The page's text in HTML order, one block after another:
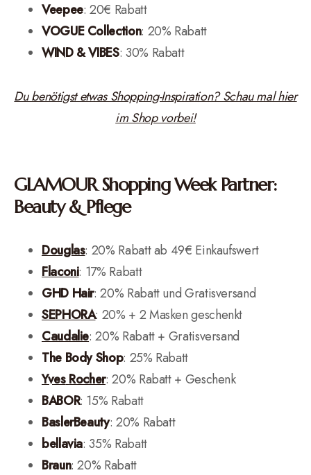
Veepee: 20€ Rabatt
VOGUE Collection: 20% Rabatt
WIND & VIBES: 30% Rabatt
Du benötigst etwas Shopping-Inspiration? Schau mal hier
im Shop vorbei!
GLAMOUR Shopping Week Partner:
Beauty & Pflege
Douglas: 20% Rabatt ab 49€ Einkaufswert
Flaconi: 17% Rabatt
GHD Hair: 20% Rabatt und Gratisversand
SEPHORA: 20% + 2 Masken geschenkt
Caudalie: 20% Rabatt + Gratisversand
The Body Shop: 25% Rabatt
Yves Rocher: 20% Rabatt + Geschenk
BABOR: 15% Rabatt
BaslerBeauty: 20% Rabatt
bellavia: 35% Rabatt
Braun: 20% Rabatt